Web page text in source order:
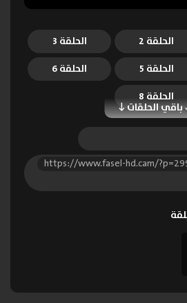
الحلقة 2
الحلقة 3
الحلقة 5 الحلقة 6
باقي الحلقات
الحلقة 8
https://www.fasel-hd.cam/